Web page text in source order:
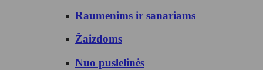
Raumenims ir sanariams
Žaizdoms
Nuo puslelinės